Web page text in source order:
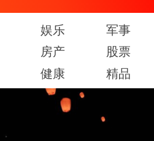
娱乐 军事
房产 股票
健康 精品